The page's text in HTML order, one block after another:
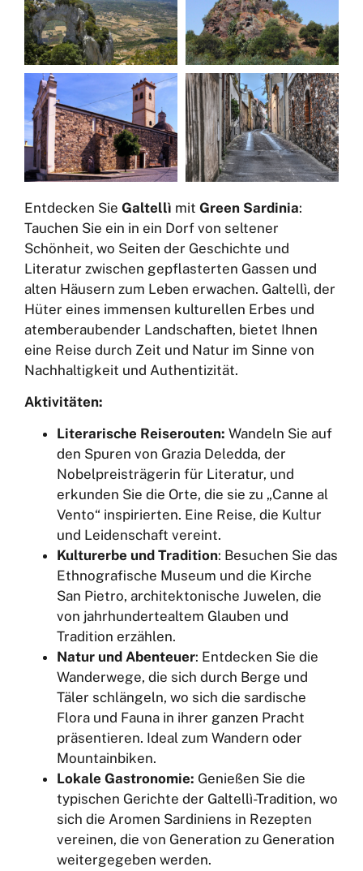
Entdecken Sie Galtellì mit Green Sardinia:
Tauchen Sie ein in ein Dorf von seltener
Schönheit, wo Seiten der Geschichte und
Literatur zwischen gepflasterten Gassen und
alten Häusern zum Leben erwachen. Galtellì, der
Hüter eines immensen kulturellen Erbes und
atemberaubender Landschaften, bietet Ihnen
eine Reise durch Zeit und Natur im Sinne von
Nachhaltigkeit und Authentizität.
Aktivitäten:
Literarische Reiserouten: Wandeln Sie auf
den Spuren von Grazia Deledda, der
Nobelpreisträgerin für Literatur, und
erkunden Sie die Orte, die sie zu „Canne al
Vento“ inspirierten. Eine Reise, die Kultur
und Leidenschaft vereint.
Kulturerbe und Tradition: Besuchen Sie das
Ethnografische Museum und die Kirche
San Pietro, architektonische Juwelen, die
von jahrhundertealtem Glauben und
Tradition erzählen.
Natur und Abenteuer: Entdecken Sie die
Wanderwege, die sich durch Berge und
Täler schlängeln, wo sich die sardische
Flora und Fauna in ihrer ganzen Pracht
präsentieren. Ideal zum Wandern oder
Mountainbiken.
Lokale Gastronomie: Genießen Sie die
typischen Gerichte der Galtellì-Tradition, wo
sich die Aromen Sardiniens in Rezepten
vereinen, die von Generation zu Generation
weitergegeben werden.